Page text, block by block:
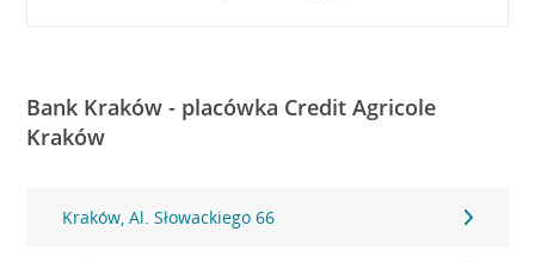
Bank Kraków - placówka Credit Agricole
Kraków
Kraków, Al. Słowackiego 66